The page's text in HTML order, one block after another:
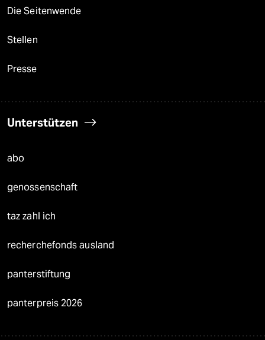
Die Seitenwende
Stellen
Presse
Unterstützen
abo
genossenschaft
taz zahl ich
recherchefonds ausland
panterstiftung
panterpreis 2026